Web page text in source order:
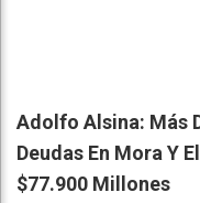
Adolfo Alsina: Más
Deudas En Mora Y
$77.900 Millones